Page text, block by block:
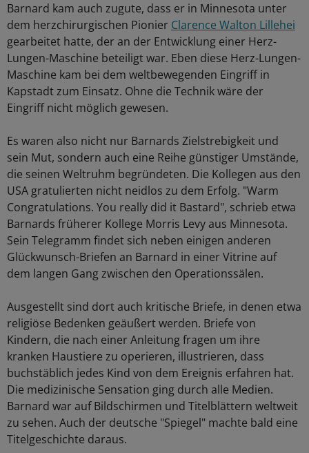
Barnard kam auch zugute, dass er in Minnesota unter
dem herzchirurgischen Pionier Clarence Walton Lillehei
gearbeitet hatte, der an der Entwicklung einer Herz-
Lungen-Maschine beteiligt war. Eben diese Herz-Lungen-
Maschine kam bei dem weltbewegenden Eingriff in
Kapstadt zum Einsatz. Ohne die Technik wäre der
Eingriff nicht möglich gewesen.
Es waren also nicht nur Barnards Zielstrebigkeit und
sein Mut, sondern auch eine Reihe günstiger Umstände,
die seinen Weltruhm begründeten. Die Kollegen aus den
USA gratulierten nicht neidlos zu dem Erfolg. "Warm
Congratulations. You really did it Bastard", schrieb etwa
Barnards früherer Kollege Morris Levy aus Minnesota.
Sein Telegramm findet sich neben einigen anderen
Glückwunsch-Briefen an Barnard in einer Vitrine auf
dem langen Gang zwischen den Operationssälen.
Ausgestellt sind dort auch kritische Briefe, in denen etwa
religiöse Bedenken geäußert werden. Briefe von
Kindern, die nach einer Anleitung fragen um ihre
kranken Haustiere zu operieren, illustrieren, dass
buchstäblich jedes Kind von dem Ereignis erfahren hat.
Die medizinische Sensation ging durch alle Medien.
Barnard war auf Bildschirmen und Titelblättern weltweit
zu sehen. Auch der deutsche "Spiegel" machte bald eine
Titelgeschichte daraus.